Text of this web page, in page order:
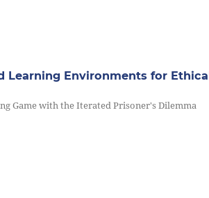
Learning Environments for
Game with the Iterated Prisoner's Dilemma